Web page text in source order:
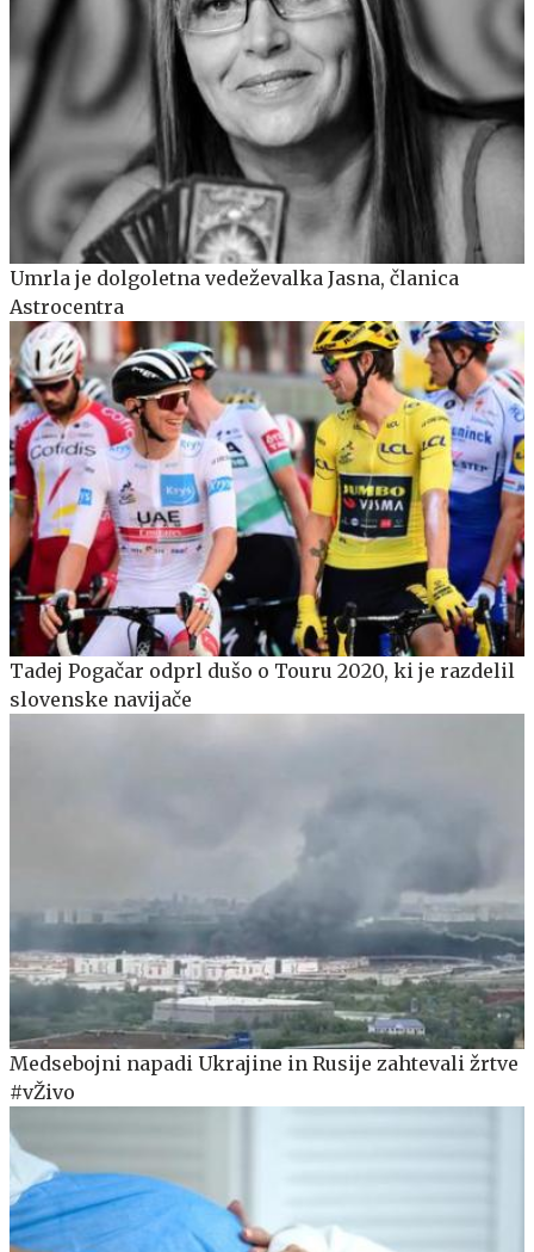
Umrla je dolgoletna vedeževalka Jasna, članica
Astrocentra
Tadej Pogačar odprl dušo o Touru 2020, ki je razdelil
slovenske navijače
Medsebojni napadi Ukrajine in Rusije zahtevali žrtve
#vŽivo